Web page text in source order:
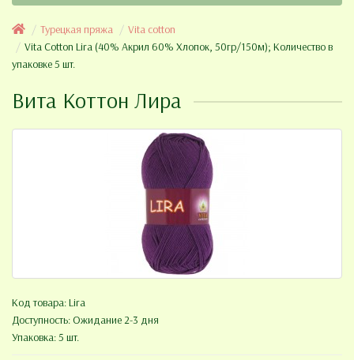
Турецкая пряжа
Vita cotton
Vita Cotton Lira (40% Акрил 60% Хлопок, 50гр/150м); Количество в
упаковке 5 шт.
Вита Коттон Лира
Код товара:Lira
Доступность: Ожидание 2-3 дня
Упаковка: 5 шт.